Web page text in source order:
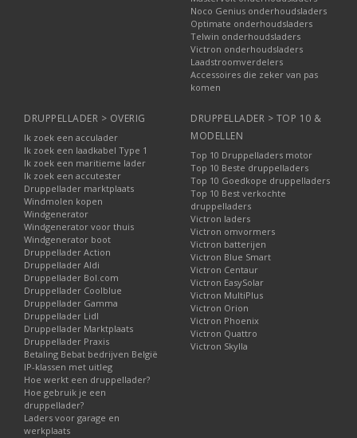
Noco Genius onderhoudsladers
Optimate onderhoudsladers
Telwin onderhoudsladers
Victron onderhoudsladers
Laadstroomverdelers
Accessoires die zeker van pas
komen
DRUPPELLADER > OVERIG
Ik zoek een acculader
Ik zoek een laadkabel Type 1
Ik zoek een maritieme lader
Ik zoek een accutester
Druppellader marktplaats
Windmolen kopen
Windgenerator
Windgenerator voor thuis
Windgenerator boot
Druppellader Action
Druppellader Aldi
Druppellader Bol.com
Druppellader Coolblue
Druppellader Gamma
Druppellader Lidl
Druppellader Marktplaats
Druppellader Praxis
Betaling Bebat bedrijven België
IP-klassen met uitleg
Hoe werkt een druppellader?
Hoe gebruik je een
druppellader?
Laders voor garage en
werkplaats
DRUPPELLADER > TOP 10 &
MODELLEN
Top 10 Druppelladers motor
Top 10 Beste druppelladers
Top 10 Goedkope druppelladers
Top 10 Best verkochte
druppelladers
Victron laders
Victron omvormers
Victron batterijen
Victron Blue Smart
Victron Centaur
Victron EasySolar
Victron MultiPlus
Victron Orion
Victron Phoenix
Victron Quattro
Victron Skylla